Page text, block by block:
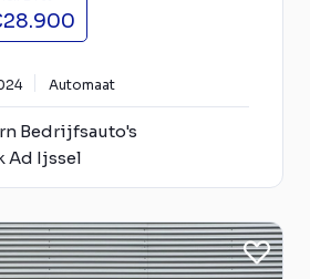
Automaat
Bedrijfsauto's
Ad Ijssel